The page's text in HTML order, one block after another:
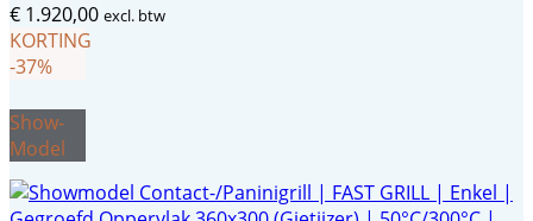
€ 1.920,00 excl. btw
KORTING
-37%
Show-
Model